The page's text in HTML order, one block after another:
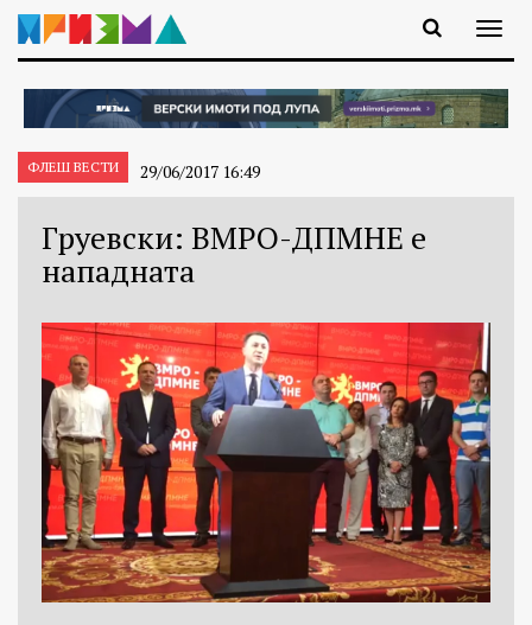
ФЛЕШ ВЕСТИ 29/06/2017 16:49
Груевски: ВМРО-ДПМНЕ е
нападната